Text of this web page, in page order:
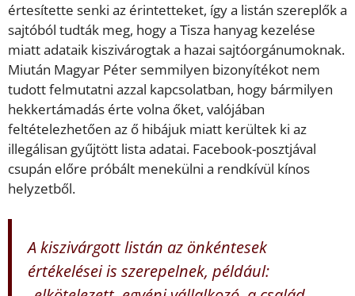
értesítette senki az érintetteket, így a listán szereplők a
sajtóból tudták meg, hogy a Tisza hanyag kezelése
miatt adataik kiszivárogtak a hazai sajtóorgánumoknak.
Miután Magyar Péter semmilyen bizonyítékot nem
tudott felmutatni azzal kapcsolatban, hogy bármilyen
hekkertámadás érte volna őket, valójában
feltételezhetően az ő hibájuk miatt kerültek ki az
illegálisan gyűjtött lista adatai. Facebook-posztjával
csupán előre próbált menekülni a rendkívül kínos
helyzetből.
A kiszivárgott listán az önkéntesek
értékelései is szerepelnek, például: